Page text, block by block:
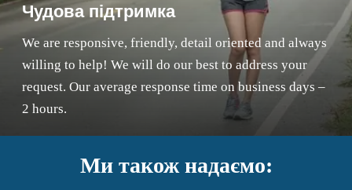
Чудова підтримка
We are responsive, friendly, detail oriented and always
willing to help! We will do our best to address your
request. Our average response time on business days –
2 hours.
Ми також надаємо: